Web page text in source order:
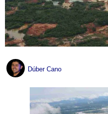
Dúber Cano